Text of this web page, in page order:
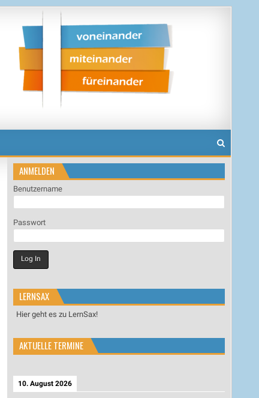
ANMELDEN
Benutzername
Passwort
LERNSAX
Hier geht es zu LernSax!
AKTUELLE TERMINE
10. August 2026